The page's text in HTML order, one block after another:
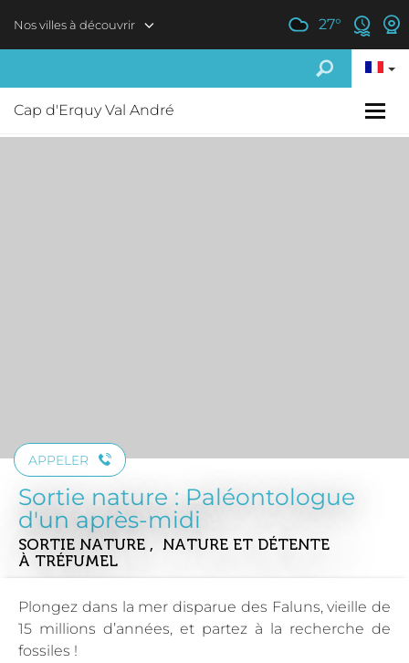
Nos villes à découvrir 27°
Cap d'Erquy Val André
APPELER
Sortie nature : Paléontologue
d'un après-midi
SORTIE NATURE , NATURE ET DÉTENTE
À TRÉFUMEL
Plongez dans la mer disparue des Faluns, vieille de
15 millions d’années, et partez à la recherche de
fossiles !